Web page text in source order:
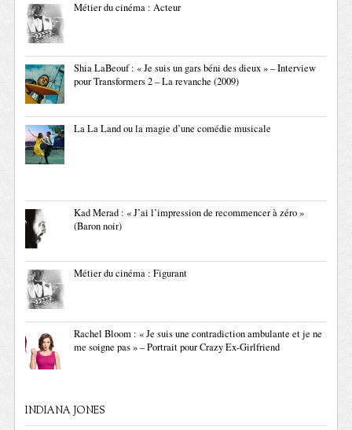
Métier du cinéma : Acteur
Shia LaBeouf : « Je suis un gars béni des dieux » – Interview
pour Transformers 2 – La revanche (2009)
La La Land ou la magie d’une comédie musicale
Kad Merad : « J’ai l’impression de recommencer à zéro »
(Baron noir)
Métier du cinéma : Figurant
Rachel Bloom : « Je suis une contradiction ambulante et je ne
me soigne pas » – Portrait pour Crazy Ex-Girlfriend
INDIANA JONES